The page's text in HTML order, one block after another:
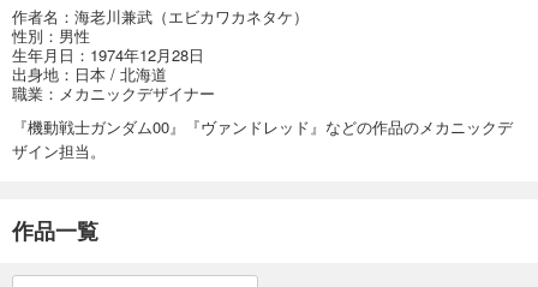
作者名：海老川兼武（エビカワカネタケ）
性別：男性
生年月日：1974年12月28日
出身地：日本 / 北海道
職業：メカニックデザイナー
『機動戦士ガンダム00』『ヴァンドレッド』などの作品のメカニックデ
ザイン担当。
作品一覧